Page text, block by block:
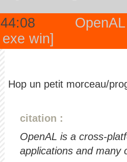
win]
Hop un petit morceau/
citation :
OpenAL is a cross-
applications and many